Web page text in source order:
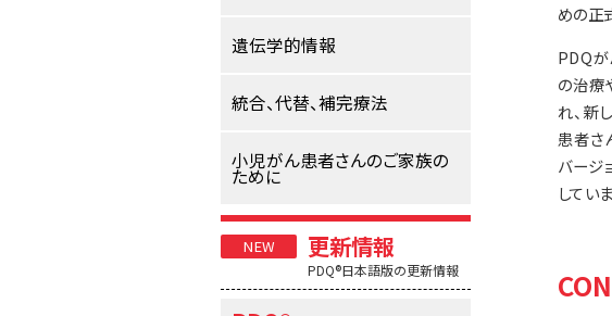
遺伝学的情報
統合、代替、補完療法
小児がん患者さんのご家族の
ために
更新情報
PDQ®日本語版の更新情報
めの正
PDQが
の治療
れ、新
患者さ
バー
してい